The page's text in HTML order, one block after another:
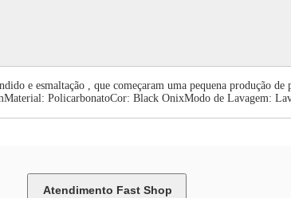
e esmaltação , que começaram uma pequena produção
PolicarbonatoCor: Black OnixModo de Lavagem:
Atendimento Fast Shop